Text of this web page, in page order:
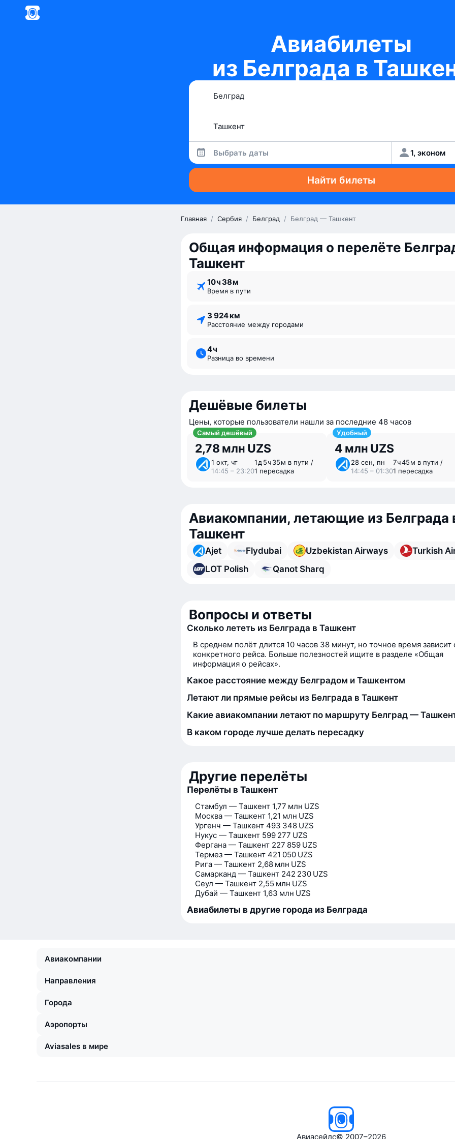
Авиабилеты
из Белграда в
Выбрать даты 1, эконом
Найти билеты
Главная / Сербия / Белград / Белград — Ташкент
Общая информация о перелёте
Ташкент
10 ⁠ч 38 ⁠м
Время в пути
3 924 км
Расстояние между городами
4 ⁠ч
Разница во времени
Дешёвые билеты
Цены, которые пользователи нашли за последние 48 часов
Самый дешёвый
2,78 млн UZS
1 окт, чт
14:45 – 23:20
1 ⁠д 5 ⁠ч 35 ⁠м в пути /
1 пересадка
Удобный
4 млн UZS
28 сен, пн
14:45 – 01:30
7 ⁠ч 45 ⁠м в пути /
1 пересадка
Авиакомпании, летающие из Белграда
Ташкент
Ajet Flydubai Uzbekistan Airways
Turkish
LOT Polish
Qanot Sharq
Вопросы и ответы
Сколько лететь из Белграда в Ташкент
В среднем полёт длится 10 часов 38 минут, но точное время зависит
конкретного рейса. Больше полезностей ищите в разделе «Общая
информация о рейсах».
Какое расстояние между Белградом и Ташкентом
Летают ли прямые рейсы из Белграда в Ташкент
Какие авиакомпании летают по маршруту Белград —
В каком городе лучше делать пересадку
Другие перелёты
Перелёты в Ташкент
Стамбул — Ташкент 1,77 млн UZS
Москва — Ташкент 1,21 млн UZS
Ургенч — Ташкент 493 348 UZS
Нукус — Ташкент 599 277 UZS
Фергана — Ташкент 227 859 UZS
Термез — Ташкент 421 050 UZS
Рига — Ташкент 2,68 млн UZS
Самарканд — Ташкент 242 230 UZS
Сеул — Ташкент 2,55 млн UZS
Дубай — Ташкент 1,63 млн UZS
Авиабилеты в другие города из Белграда
Авиакомпании
Направления
Города
Аэропорты
Aviasales в мире
Авиасейлс© 2007–2026